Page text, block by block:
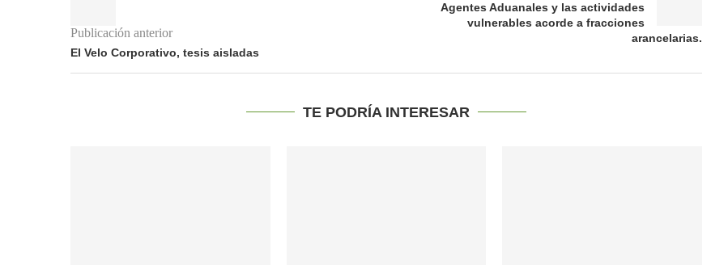
Publicación anterior
El Velo Corporativo, tesis aisladas
Agentes Aduanales y las actividades
vulnerables acorde a fracciones
arancelarias.
TE PODRÍA INTERESAR